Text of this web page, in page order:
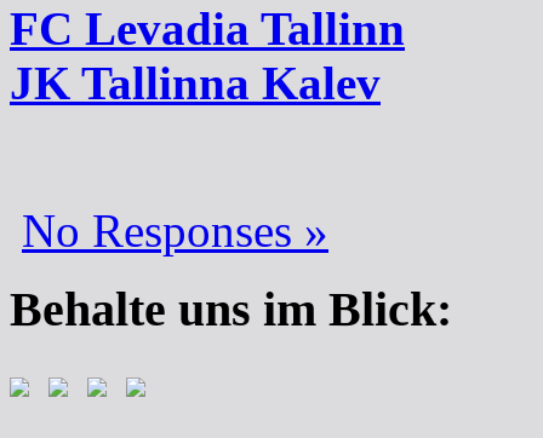
FC Levadia Tallinn
JK Tallinna Kalev
No Responses »
Behalte uns im Blick: